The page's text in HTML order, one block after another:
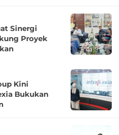
Sinergi
Proyek
Kini
Bukukan